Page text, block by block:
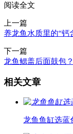
阅读全文
上一篇
养龙鱼水质里的“钙
下一篇
龙鱼鳃盖后面鼓包
相关文章
龙鱼鱼缸选蓝